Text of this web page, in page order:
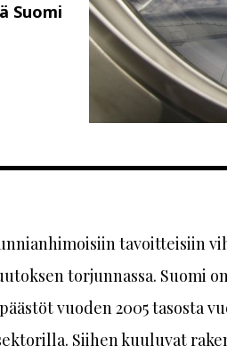
Suomi
tavoitteisiin
torjunnassa. Suomi
vuoden 2005 tasosta
Siihen kuuluvat